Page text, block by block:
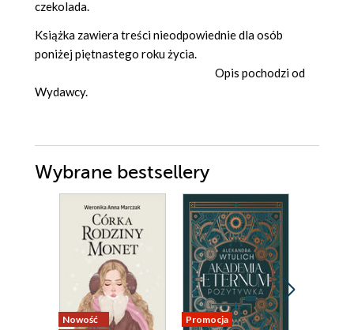
czekolada.
Książka zawiera treści nieodpowiednie dla osób
poniżej piętnastego roku życia.
Opis pochodzi od
Wydawcy.
Wybrane bestsellery
Nowość
Promocja